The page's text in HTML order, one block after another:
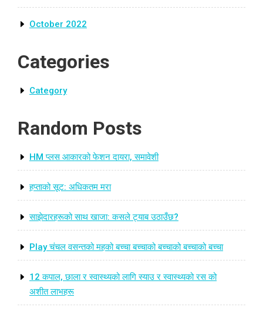
October 2022
Categories
Category
Random Posts
HM प्लस आकारको फेशन दायरा, समावेशी
हप्ताको सूट: अधिकतम मरा
साझेदारहरूको साथ खाजा: कसले ट्याब उठाउँछ?
Play चंचल वसन्तको महको बच्चा बच्चाको बच्चाको बच्चाको बच्चा
12 कपाल, छाला र स्वास्थ्यको लागि स्याउ र स्वास्थ्यको रस को
अशीत लाभहरू